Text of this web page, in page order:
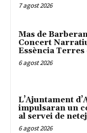
7 agost 2026
Mas de
Concert
Essència Terres
6 agost 2026
L’Ajuntament
impulsaran un
al servei de
6 agost 2026